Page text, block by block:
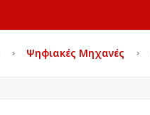
Ψηφιακές Μηχανές